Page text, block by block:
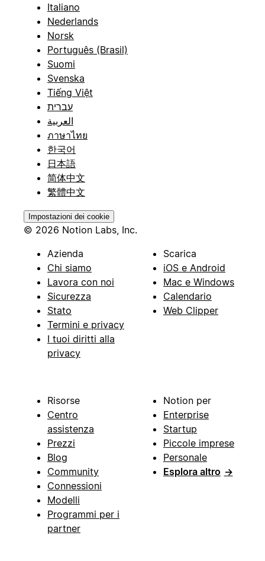
Italiano
Nederlands
Norsk
Português (Brasil)
Suomi
Svenska
Tiếng Việt
עברית
العربية
ภาษาไทย
한국어
日本語
简体中文
繁體中文
Impostazioni dei cookie
© 2026 Notion Labs, Inc.
Azienda
Chi siamo
Lavora con noi
Sicurezza
Stato
Termini e privacy
I tuoi diritti alla
privacy
Scarica
iOS e Android
Mac e Windows
Calendario
Web Clipper
Risorse
Centro
assistenza
Prezzi
Blog
Community
Connessioni
Modelli
Programmi per i
partner
Notion per
Enterprise
Startup
Piccole imprese
Personale
Esplora altro →